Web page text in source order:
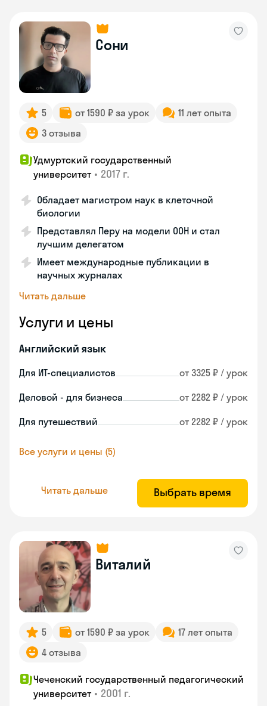
Сони
5 от 1590 ₽ за урок
11 лет опыта
3 отзыва
Удмуртский государственный
университет • 2017 г.
Обладает магистром наук в клеточной
биологии
Представлял Перу на модели ООН и стал
лучшим делегатом
Имеет международные публикации в
научных журналах
Читать дальше
Услуги и цены
Английский язык
Для ИТ-специалистов от 3325 ₽ / урок
Деловой - для бизнеса от 2282 ₽ / урок
Для путешествий от 2282 ₽ / урок
Все услуги и цены (5)
Читать дальше Выбрать время
Виталий
5 от 1590 ₽ за урок
17 лет опыта
4 отзыва
Чеченский государственный педагогический
университет • 2001 г.